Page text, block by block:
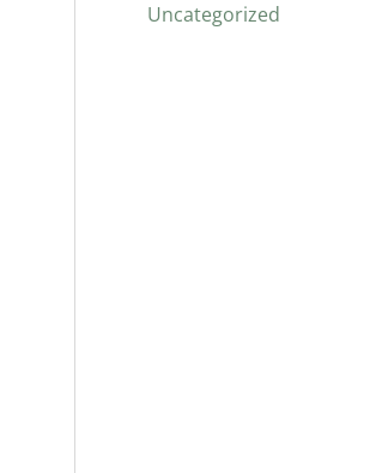
Uncategorized